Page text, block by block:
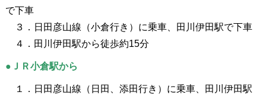
で下車
３．日田彦山線（小倉行き）に乗車、田川伊田駅で下車
４．田川伊田駅から徒歩約15分
●ＪＲ小倉駅から
１．日田彦山線（日田、添田行き）に乗車、田川伊田駅